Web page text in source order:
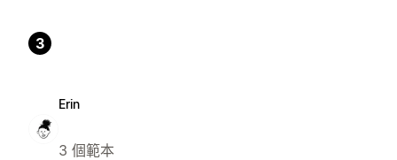
3
Erin
3 個範本